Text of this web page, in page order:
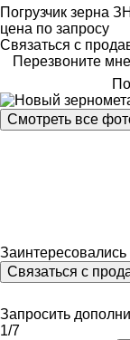
Погрузчик зерна
цена по запросу
Связаться с
Перезвоните мне
Смотреть все
Связаться с
Запросить
1/7